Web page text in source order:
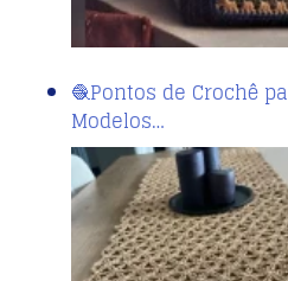
🧶Pontos de Crochê
Modelos…